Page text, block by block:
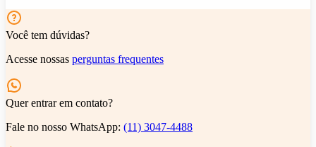
Você tem dúvidas?
Acesse nossas perguntas frequentes
Quer entrar em contato?
Fale no nosso WhatsApp: (11) 3047-4488